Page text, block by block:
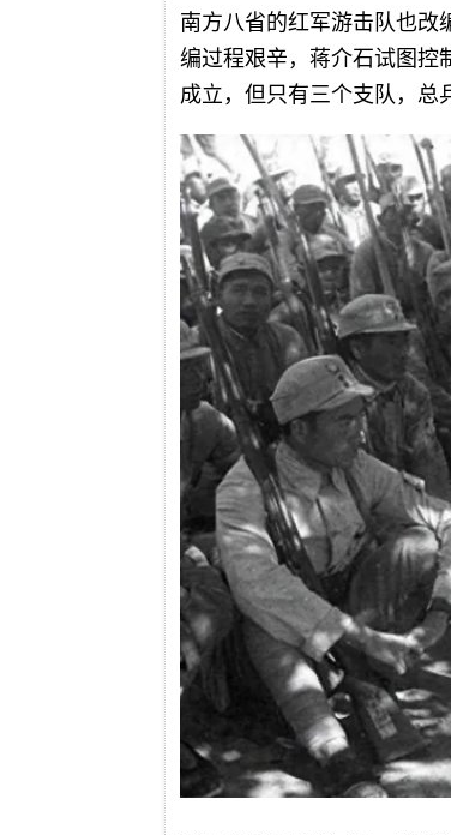
南方八省的红军游击队也改
编过程艰辛，蒋介石试图控
成立，但只有三个支队，总